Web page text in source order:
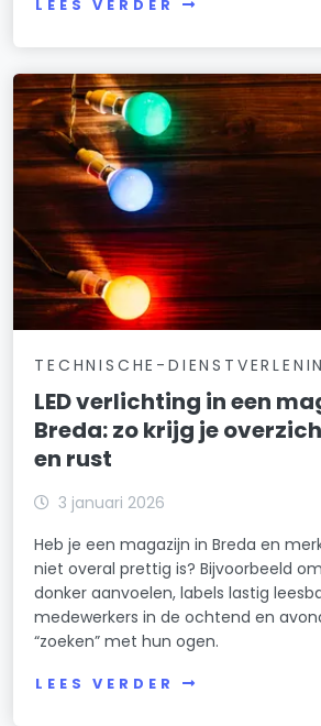
LEES VERDER
TECHNISCHE-
LED verlichting in een
Breda: zo krijg je
en rust
3 januari 2026
Heb je een magazijn in Breda en
niet overal prettig is? Bijvoorbeeld
donker aanvoelen, labels lastig
medewerkers in de ochtend en
“zoeken” met hun ogen.
LEES VERDER